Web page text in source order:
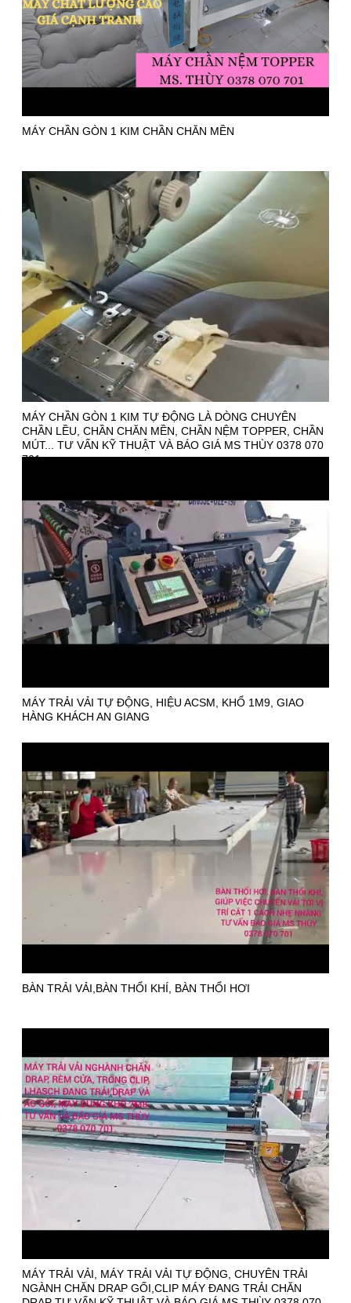
MÁY CHẦN GÒN 1 KIM CHẦN CHĂN MỀN
MÁY CHẦN GÒN 1 KIM TỰ ĐỘNG LÀ DÒNG CHUYÊN
CHẦN LỀU, CHẦN CHĂN MỀN, CHẦN NỆM TOPPER, CHẦN
MÚT... TƯ VẤN KỸ THUẬT VÀ BÁO GIÁ MS THÙY 0378 070
701.
MÁY TRẢI VẢI TỰ ĐỘNG, HIỆU ACSM, KHỔ 1M9, GIAO
HÀNG KHÁCH AN GIANG
BÀN TRẢI VẢI,BÀN THỔI KHÍ, BÀN THỔI HƠI
MÁY TRẢI VẢI, MÁY TRẢI VẢI TỰ ĐỘNG, CHUYÊN TRẢI
NGÀNH CHĂN DRAP GỐI,CLIP MÁY ĐANG TRẢI CHĂN